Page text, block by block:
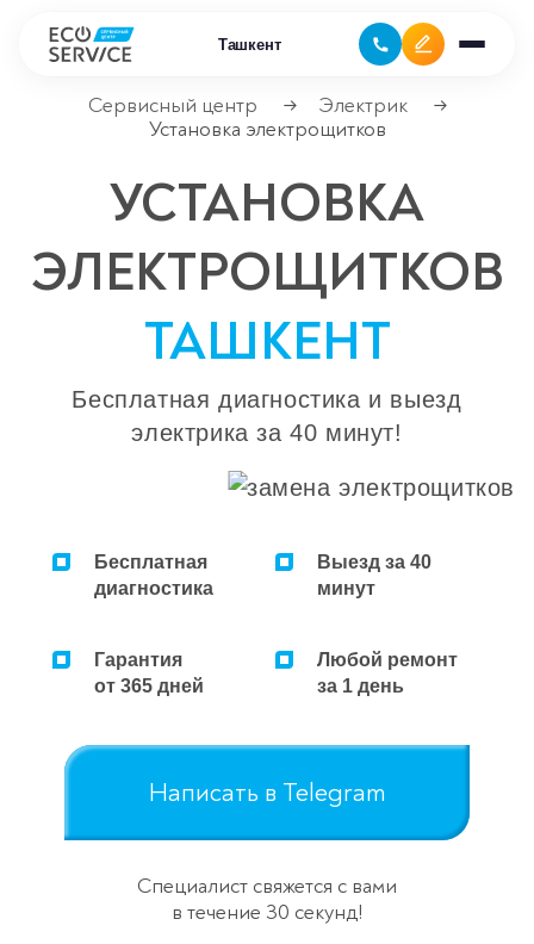
Ташкент
Ремонт климатической техники
Ремонт компьютерной техники
Ремонт крупно бытовой техники
Ремонт цифровой техники
Ремонт микроволновок
Ремонт пылесосов
Сервисный центр → Электрик
→
Установка электрощитков
УСТАНОВКА
ЭЛЕКТРОЩИТКОВ
ТАШКЕНТ
Бесплатная диагностика и выезд
электрика за 40 минут!
Бесплатная
диагностика
Выезд за 40
минут
Гарантия
от 365 дней
Любой ремонт
за 1 день
Написать в Telegram
Специалист свяжется с вами
в течение 30 секунд!